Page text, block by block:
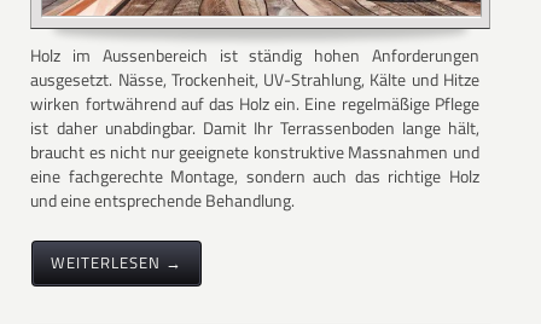
Holz im Aussenbereich ist ständig hohen Anforderungen
ausgesetzt. Nässe, Trockenheit, UV-Strahlung, Kälte und Hitze
wirken fortwährend auf das Holz ein. Eine regelmäßige Pflege
ist daher unabdingbar. Damit Ihr Terrassenboden lange hält,
braucht es nicht nur geeignete konstruktive Massnahmen und
eine fachgerechte Montage, sondern auch das richtige Holz
und eine entsprechende Behandlung.
WEITERLESEN →